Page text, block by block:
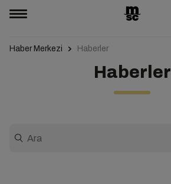
Haber Merkezi Haberler
Haberler